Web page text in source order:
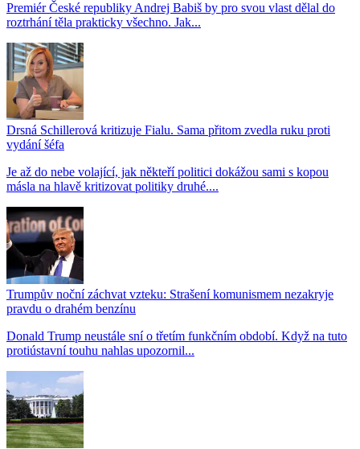
Premiér České republiky Andrej Babiš by pro svou vlast dělal do
roztrhání těla prakticky všechno. Jak...
Drsná Schillerová kritizuje Fialu. Sama přitom zvedla ruku proti
vydání šéfa
Je až do nebe volající, jak někteří politici dokážou sami s kopou
másla na hlavě kritizovat politiky druhé....
Trumpův noční záchvat vzteku: Strašení komunismem nezakryje
pravdu o drahém benzínu
Donald Trump neustále sní o třetím funkčním období. Když na tuto
protiústavní touhu nahlas upozornil...